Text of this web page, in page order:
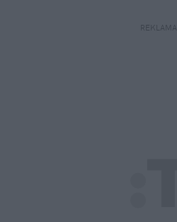
REKLAMA